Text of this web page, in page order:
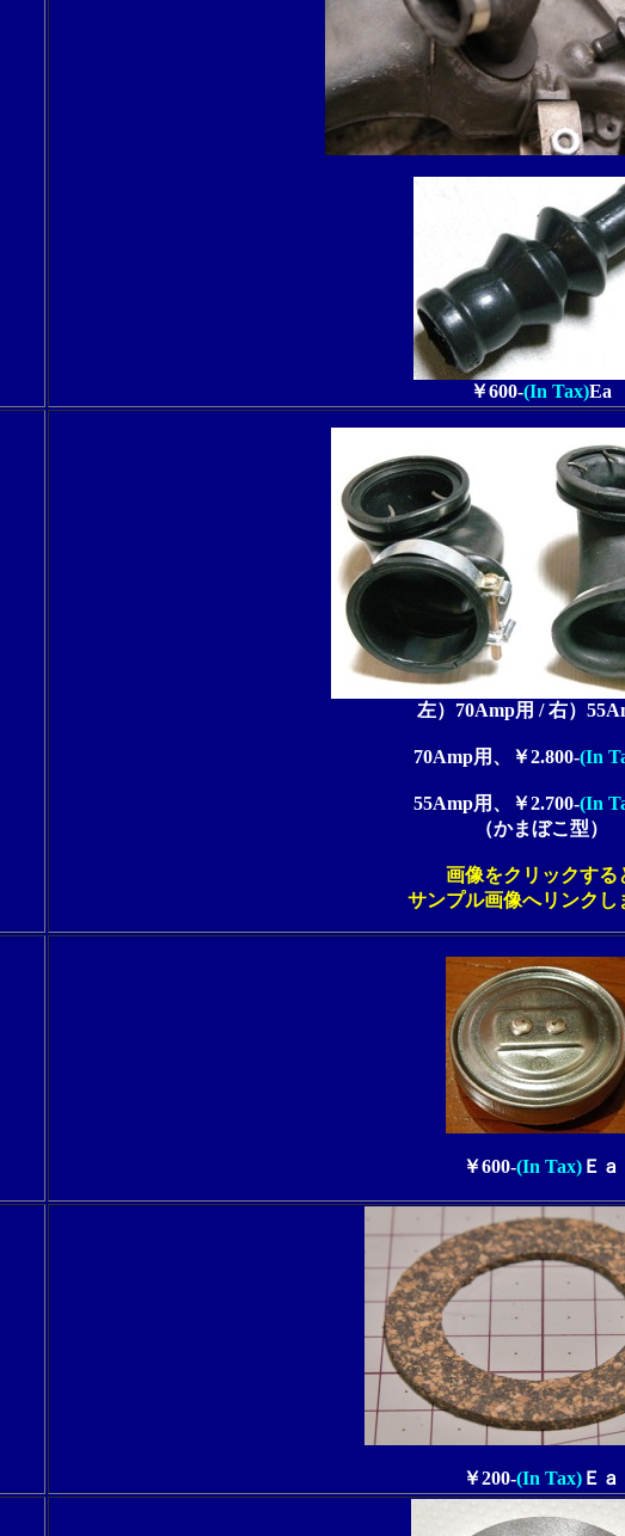
￥600-(In Tax)Ea
左）70Amp用 / 右）
70Amp用、￥2.800-(In
55Amp用、￥2.700-(In
（かまぼこ型）
画像をクリックする
サンプル画像へリンクし
￥600-(In Tax)Ｅａ
￥200-(In Tax)Ｅａ